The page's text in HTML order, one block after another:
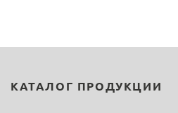
КАТАЛОГ ПРОДУКЦИИ